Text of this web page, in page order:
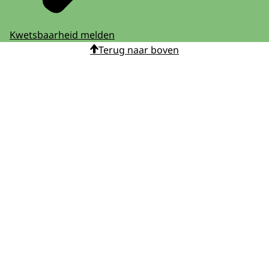
Kwetsbaarheid melden
Terug naar boven